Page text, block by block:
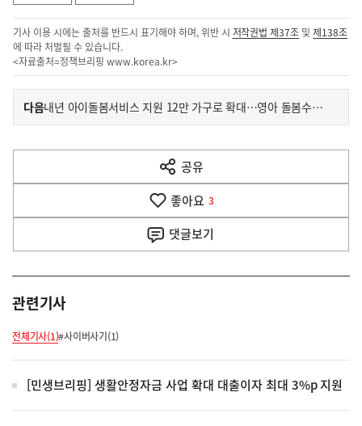
기사 이용 시에는 출처를 반드시 표기해야 하며, 위반 시 저작권법 제37조 및제138조
에 따라 처벌될 수 있습니다.
<자료출처=정책브리핑 www.korea.kr>
이
전
다
음
다음기
내년 아이돌봄서비스 지원 12만 가구로 확대…영아 돌봄수당도 신설
공유
열
기
좋아요 3
댓글보기
관련기사
전체기사(1)#사이버사기(1)
[민생브리핑] 생활안정자금 사업 확대 대출이자 최대 3%p 지원